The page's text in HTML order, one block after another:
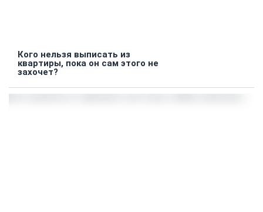
Кого нельзя выписать из
квартиры, пока он сам этого не
захочет?